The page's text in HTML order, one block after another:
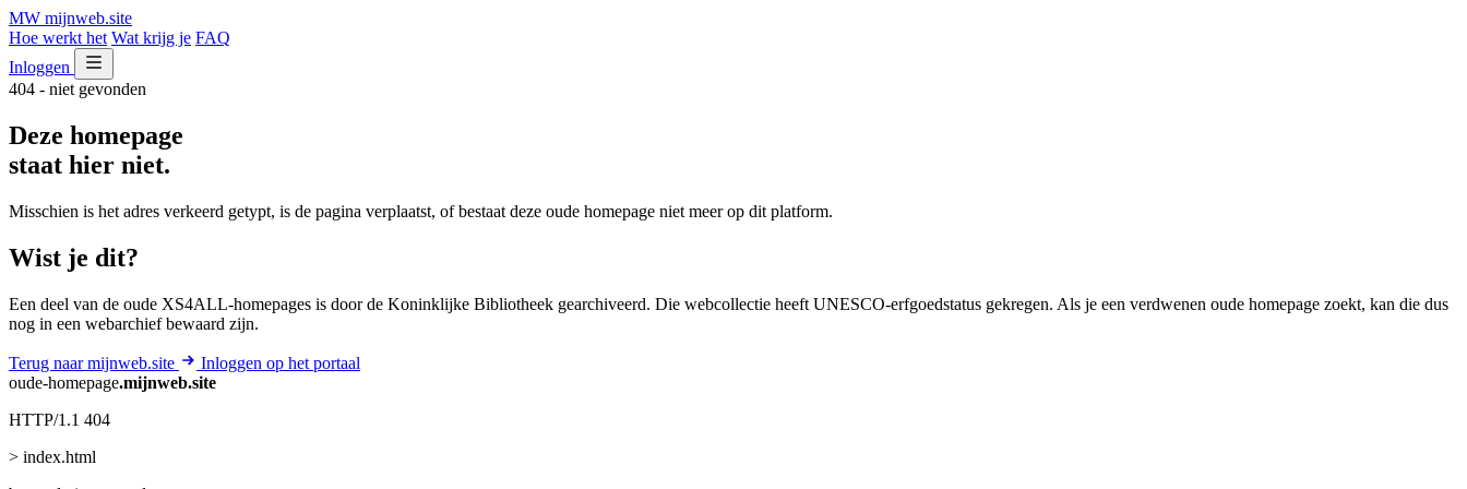
MW mijnweb.site
Hoe werkt het Wat krijg je FAQ
Inloggen
404 - niet gevonden
Deze homepage
staat hier niet.
Misschien is het adres verkeerd getypt, is de pagina verplaatst, of bestaat deze oude homepage niet meer op dit platform.
Wist je dit?
Een deel van de oude XS4ALL-homepages is door de Koninklijke Bibliotheek gearchiveerd. Die webcollectie heeft UNESCO-erfgoedstatus gekregen. Als je een verdwenen oude homepage zoekt, kan die dus
nog in een webarchief bewaard zijn.
Terug naar mijnweb.site
Inloggen op het portaal
oude-homepage.mijnweb.site
HTTP/1.1 404
> index.html